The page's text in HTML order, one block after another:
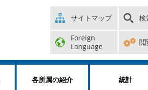
サイトマップ 検
Foreign
Language
閲
各所属の紹介 統計